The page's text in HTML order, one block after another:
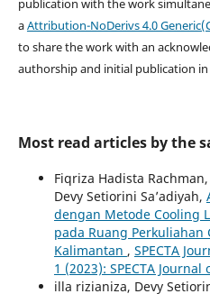
publication with the work
aAttribution-NoDerivs 4.0
to share the work with an
authorship and initial publication
Most read articles by the
Fiqriza Hadista
Devy Setiorini Sa’adiyah,
dengan Metode Cooling
pada Ruang
Kalimantan , SPECTA
1 (2023): SPECTA
illa rizianiza, Devy